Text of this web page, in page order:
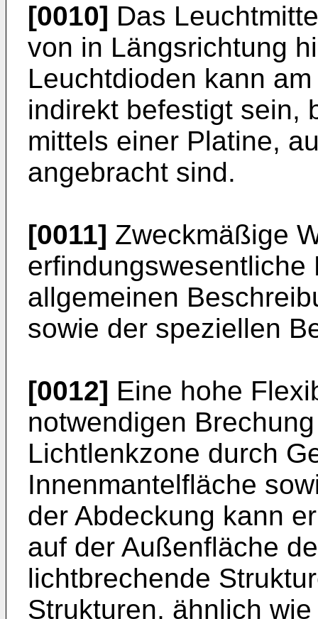
[0010] Das
von in Längsrichtung
Leuchtdioden kann
indirekt befestigt sein,
mittels einer Platine,
angebracht sind.
[0011] Zweckmäßige
erfindungswesentliche
allgemeinen
sowie der speziellen
[0012] Eine hohe
notwendigen
Lichtlenkzone durch
Innenmantelfläche
der Abdeckung kann
auf der Außenfläche
lichtbrechende
Strukturen, ähnlich